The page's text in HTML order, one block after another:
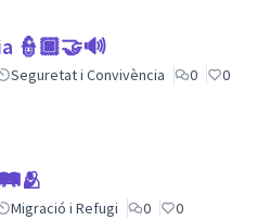
👮🏿🤝🔊
Seguretat i Convivència 0 0
Migració i Refugi 0 0